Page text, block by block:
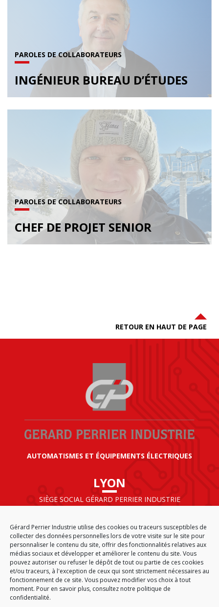
Gérard Perrier Industrie utilise des cookies ou traceurs susceptibles de
collecter des données personnelles lors de votre visite sur le site pour
personnaliser le contenu du site, offrir des fonctionnalités relatives aux
médias sociaux et développer et améliorer le contenu du site. Vous
pouvez autoriser ou refuser le dépôt de tout ou partie de ces cookies
et/ou traceurs, à l'exception de ceux qui sont strictement nécessaires au
fonctionnement de ce site. Vous pouvez modifier vos choix à tout
moment. Pour en savoir plus, consultez notre politique de
confidentialité.
PAROLES DE COLLABORATEURS
INGÉNIEUR BUREAU D’ÉTUDES
PAROLES DE COLLABORATEURS
CHEF DE PROJET SENIOR
RETOUR EN HAUT DE PAGE
AUTOMATISMES ET ÉQUIPEMENTS ÉLECTRIQUES
LYON
SIÈGE SOCIAL GÉRARD PERRIER INDUSTRIE
69125 LYON AÉROPORT SAINT EXUPÉRY
FRANCE
ACCUEIL CGA PLAN DU SITE
MENTIONS LÉGALES
DONNÉES PERSONNELLES